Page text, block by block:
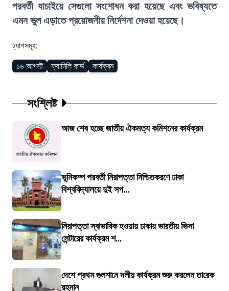
পরবর্তী যাচাইয়ে সেগুলো সংশোধন করা হয়েছে এবং ভবিষ্যতে
এমন ভুল এড়াতে প্রয়োজনীয় নির্দেশনা দেওয়া হয়েছে।
ট্যাগসমূহ:
১৬ আগস্ট ফ্যামিলি কার্ড কার্যক্রম
সংশ্লিষ্ট
আজ শেষ হচ্ছে জাতীয় ঐকমত্য কমিশনের কার্যক্রম
ভূমিকম্প পরবর্তী নিরাপত্তা নিশ্চিতকরণে ঢাকা
বিশ্ববিদ্যালয়ে দুই সপ...
নিরাপত্তা স্বাভাবিক হওয়ায় ঢাকায় ভারতীয় ভিসা
সেন্টারের কার্যক্রম শ...
দেশে প্রথম গুলশানে দলীয় কার্যক্রম শুরু করলেন তারেক
রহমান